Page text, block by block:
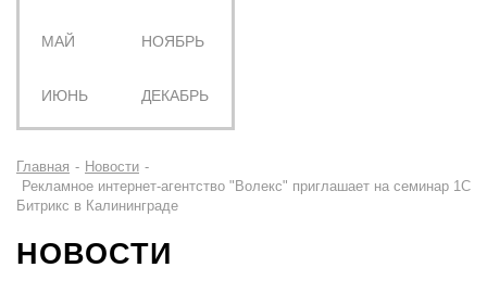
МАЙ
ИЮНЬ
НОЯБРЬ
ДЕКАБРЬ
Главная - Новости -
Рекламное интернет-агентство "Волекс" приглашает на семинар 1С
Битрикс в Калининграде
НОВОСТИ